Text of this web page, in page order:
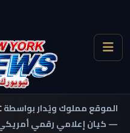
الموقع مملوك ويُدار بواسطة
— كيان إعلامي رقمي